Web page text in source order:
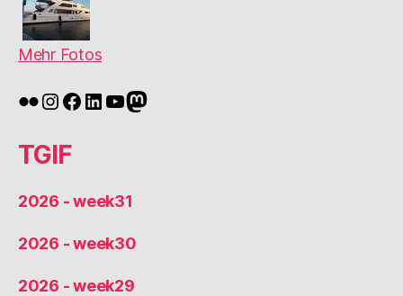
Mehr Fotos
Flickr
Instagram
Facebook
LinkedIn
YouTube
Mastodon
TGIF
2026 - week31
2026 - week30
2026 - week29